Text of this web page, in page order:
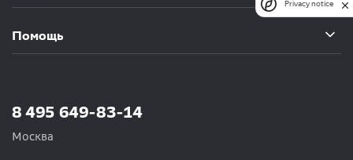
Помощь
8 495 649-83-14
Москва
Privacy notice